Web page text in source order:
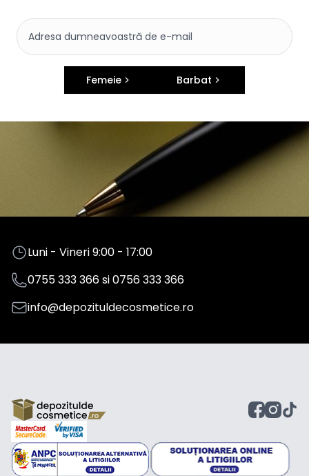
Femeie Barbat
Luni - Vineri 9:00 - 17:00
0755 333 366si0756 333 366
info@depozituldecosmetice.ro